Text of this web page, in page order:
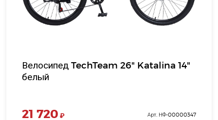
Велосипед TechTeam 26" Katalina 14"
белый
21 720 ₽ Арт. НФ-00000347